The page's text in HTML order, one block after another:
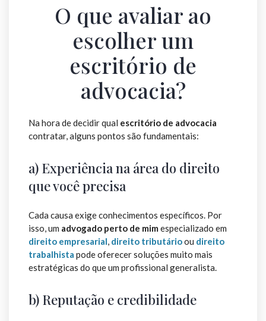
O que avaliar ao
escolher um
escritório de
advocacia?
Na hora de decidir qual escritório de advocacia
contratar, alguns pontos são fundamentais:
a) Experiência na área do direito
que você precisa
Cada causa exige conhecimentos específicos. Por
isso, um advogado perto de mim especializado em
direito empresarial, direito tributárioou direito
trabalhista pode oferecer soluções muito mais
estratégicas do que um profissional generalista.
b) Reputação e credibilidade